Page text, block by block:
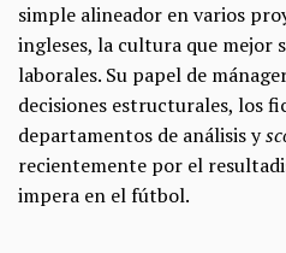
simple alineador en varios
ingleses, la cultura que mejor
laborales. Su papel de
decisiones estructurales, los
departamentos de análisis y
recientemente por el
impera en el fútbol.